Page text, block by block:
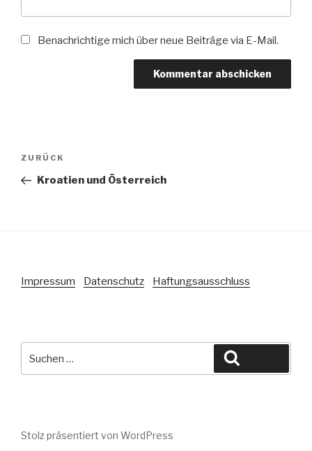
Benachrichtige mich über neue Beiträge via E-Mail.
Beitragsnavigation
Vorheriger
Beitrag
ZURÜCK
Kroatien und Österreich
Impressum Datenschutz Haftungsausschluss
nach:
Stolz präsentiert von WordPress